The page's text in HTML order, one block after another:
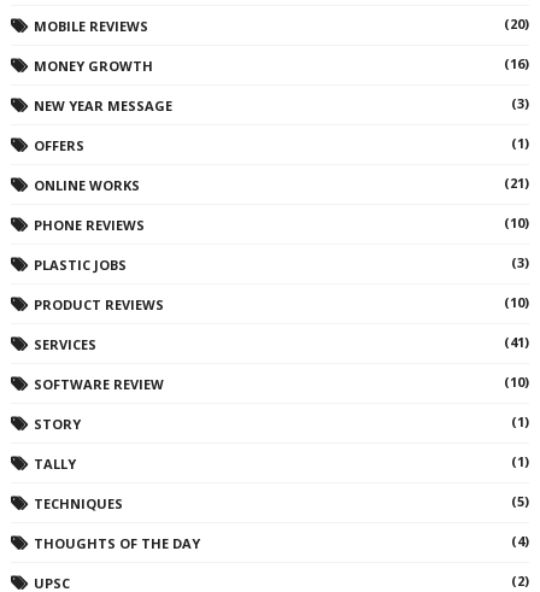
MOBILE REVIEWS (20)
MONEY GROWTH (16)
NEW YEAR MESSAGE (3)
OFFERS (1)
ONLINE WORKS (21)
PHONE REVIEWS (10)
PLASTIC JOBS (3)
PRODUCT REVIEWS (10)
SERVICES (41)
SOFTWARE REVIEW (10)
STORY (1)
TALLY (1)
TECHNIQUES (5)
THOUGHTS OF THE DAY (4)
UPSC (2)